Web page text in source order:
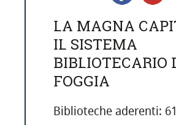
LA MAGNA
IL SISTEMA
BIBLIOTECARIO
FOGGIA
Biblioteche aderenti: 61